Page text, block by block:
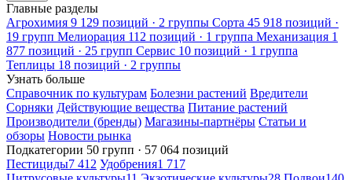
Главные разделы
Агрохимия 9 129 позиций · 2 группы Сорта 45 918 позиций ·
19 групп Мелиорация 112 позиций · 1 группа Механизация 1
877 позиций · 25 групп Сервис 10 позиций · 1 группа
Теплицы 18 позиций · 2 группы
Узнать больше
Справочник по культурам Болезни растений Вредители
Сорняки Действующие вещества Питание растений
Производители (бренды) Магазины-партнёры Статьи и
обзоры Новости рынка
Подкатегории 50 групп · 57 064 позиций
Пестициды7 412 Удобрения1 717